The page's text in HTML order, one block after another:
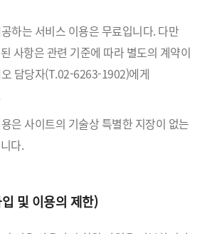
하는 서비스 이용은 무료입니다. 다만
사항은 관련 기준에 따라 별도의 계약이
담당자(T.02-6263-1902)에게
은 사이트의 기술상 특별한 지장이 없는
다.
및 이용의 제한)